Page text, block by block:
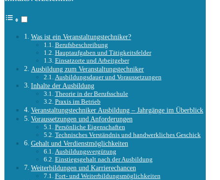
Was ist ein Veranstaltungstechniker?
Berufsbeschreibung
Hauptaufgaben und Tätigkeitsfelder
Einsatzorte und Arbeitgeber
Ausbildung zum Veranstaltungstechniker
Ausbildungsdauer und Voraussetzungen
Inhalte der Ausbildung
Theorie in der Berufsschule
Praxis im Betrieb
Veranstaltungstechniker Ausbildung – Jahrgänge im Überblick
Voraussetzungen und Anforderungen
Persönliche Eigenschaften
Technisches Verständnis und handwerkliches Geschick
Gehalt und Verdienstmöglichkeiten
Ausbildungsvergütung
Einstiegsgehalt nach der Ausbildung
Weiterbildungen und Karrierechancen
Fort- und Weiterbildungsmöglichkeiten